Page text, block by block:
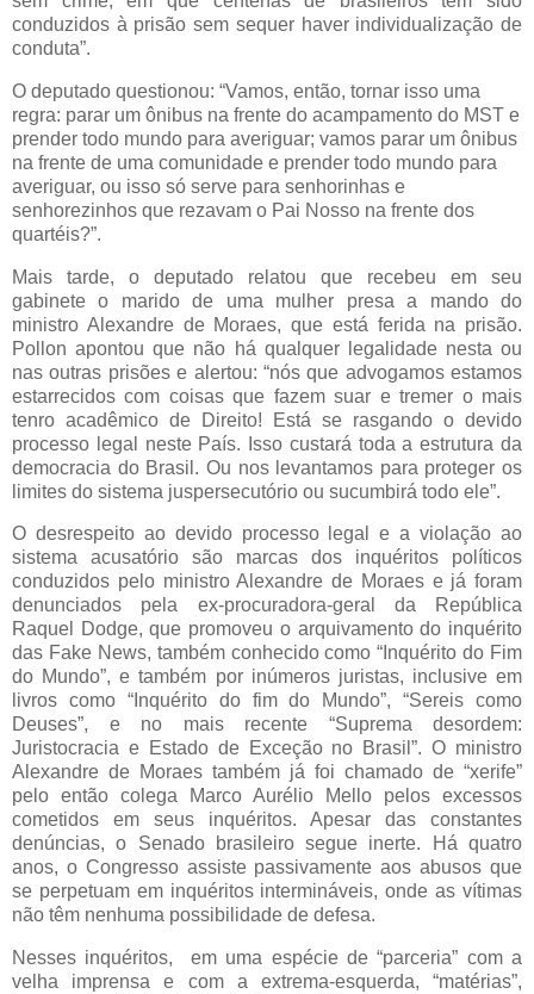
conduzidos à prisão sem sequer haver individualização de
conduta”.
O deputado questionou: “Vamos, então, tornar isso uma
regra: parar um ônibus na frente do acampamento do MST e
prender todo mundo para averiguar; vamos parar um ônibus
na frente de uma comunidade e prender todo mundo para
averiguar, ou isso só serve para senhorinhas e
senhorezinhos que rezavam o Pai Nosso na frente dos
quartéis?”.
Mais tarde, o deputado relatou que recebeu em seu
gabinete o marido de uma mulher presa a mando do
ministro Alexandre de Moraes, que está ferida na prisão.
Pollon apontou que não há qualquer legalidade nesta ou
nas outras prisões e alertou: “nós que advogamos estamos
estarrecidos com coisas que fazem suar e tremer o mais
tenro acadêmico de Direito! Está se rasgando o devido
processo legal neste País. Isso custará toda a estrutura da
democracia do Brasil. Ou nos levantamos para proteger os
limites do sistema juspersecutório ou sucumbirá todo ele”.
O desrespeito ao devido processo legal e a violação ao
sistema acusatório são marcas dos inquéritos políticos
conduzidos pelo ministro Alexandre de Moraes e já foram
denunciados pela ex-procuradora-geral da República
Raquel Dodge, que promoveu o arquivamento do inquérito
das Fake News, também conhecido como “Inquérito do Fim
do Mundo”, e também por inúmeros juristas, inclusive em
livros como “Inquérito do fim do Mundo”, “Sereis como
Deuses”, e no mais recente “Suprema desordem:
Juristocracia e Estado de Exceção no Brasil”. O ministro
Alexandre de Moraes também já foi chamado de “xerife”
pelo então colega Marco Aurélio Mello pelos excessos
cometidos em seus inquéritos. Apesar das constantes
denúncias, o Senado brasileiro segue inerte. Há quatro
anos, o Congresso assiste passivamente aos abusos que
se perpetuam em inquéritos intermináveis, onde as vítimas
não têm nenhuma possibilidade de defesa.
Nesses inquéritos, em uma espécie de “parceria” com a
velha imprensa e com a extrema-esquerda, “matérias”,